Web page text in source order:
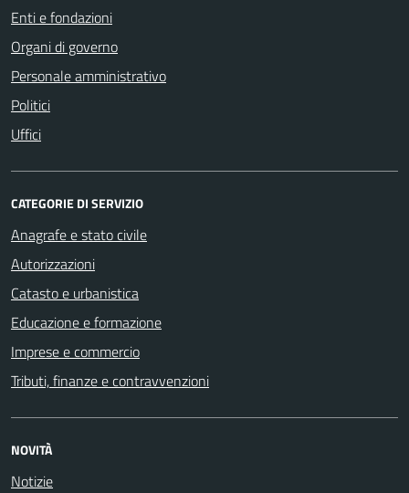
Enti e fondazioni
Organi di governo
Personale amministrativo
Politici
Uffici
CATEGORIE DI SERVIZIO
Anagrafe e stato civile
Autorizzazioni
Catasto e urbanistica
Educazione e formazione
Imprese e commercio
Tributi, finanze e contravvenzioni
NOVITÀ
Notizie